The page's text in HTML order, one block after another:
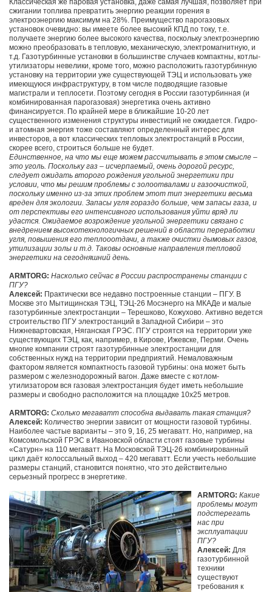
Классическая же паровая установка, даже самая лучшая, позволяет при
сжигании топлива превратить энергию реакции горения в
электроэнергию максимум на 28%. Преимущество парогазовых
установок очевидно: вы имеете более высокий КПД по току, т.е.
получаете энергию более высокого качества, поскольку электроэнергию
можно преобразовать в тепловую, механическую, электромагнитную, и
т.д. Газотурбинные установки в большинстве случаев компактны, котлы-
утилизаторы невелики, кроме того, можно расположить газотурбинную
установку на территории уже существующей ТЭЦ и использовать уже
имеющуюся инфраструктуру, в том числе подводящие газовые
магистрали и теплосети. Поэтому сегодня в России газотурбинная (и
комбинированная парогазовая) энергетика очень активно
финансируется. По крайней мере в ближайшие 10-20 лет
существенного изменения структуры инвестиций не ожидается. Гидро-
и атомная энергия тоже составляют определенный интерес для
инвесторов, а вот классических тепловых электростанций в России,
скорее всего, строиться больше не будет.
Единственное, на что мы еще можем рассчитывать в этом смысле –
это уголь. Поскольку газ – исчерпаемый, очень дорогой ресурс,
следует ожидать второго рождения угольной энергетики при
условии, что мы решим проблемы с золоотвалами и газоочисткой,
поскольку именно из-за этих проблем этот тип энергетики весьма
вреден для экологии. Запасы угля гораздо больше, чем запасы газа, и
от перспективы его интенсивного использования уйти вряд ли
удастся. Ожидаемое возрождение угольной энергетики связано с
внедрением высокотехнологичных решений в области переработки
угля, повышения его теплооотдачи, а также очистки дымовых газов,
утилизации золы и т.д. Таковы основные направления тепловой
энергетики на сегодняшний день.
ARMTORG: Насколько сейчас в России распространены станции с
ПГУ?
Алексей: Практически все недавно построенные станции – ПГУ. В
Москве это Мытищинская ТЭЦ, ТЭЦ-26 Мосэнерго на МКАДе и малые
газотурбинные электростанции – Терешково, Кожухово. Активно ведется
строительство ПГУ электростанций в Западной Сибири – это
Нижневартовская, Няганская ГРЭС. ПГУ строятся на территории уже
существующих ТЭЦ, как, например, в Кирове, Ижевске, Перми. Очень
многие компании строят газотурбинные электростанции для
собственных нужд на территории предприятий. Немаловажным
фактором является компактность газовой турбины: она может быть
размером с железнодорожный вагон. Даже вместе с котлом-
утилизатором вся газовая электростанция будет иметь небольшие
размеры и свободно расположится на площадке 10х25 метров.
ARMTORG: Сколько мегаватт способна выдавать такая станция?
Алексей: Количество энергии зависит от мощности газовой турбины.
Наиболее частые варианты – это 9, 16, 25 мегаватт. Но, например, на
Комсомольской ГРЭС в Ивановской области стоят газовые турбины
«Сатурн» на 110 мегаватт. На Московской ТЭЦ-26 комбинированный
цикл даёт колоссальный выход – 420 мегаватт. Если учесть небольшие
размеры станций, становится понятно, что это действительно
серьезный прогресс в энергетике.
ARMTORG: Какие
проблемы могут
подстерегать
нас при
эксплуатации
ПГУ?
Алексей: Для
газотурбинной
техники
существуют
требования к